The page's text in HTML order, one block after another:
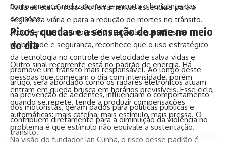
como ameaça, reduz nuance e encurta o horizonte das
decisões.
Picos, quedas e a sensação de pane no meio
do dia
Outro sinal recorrente está no padrão de energia. Há
pessoas que começam o dia com intensidade, porém
entram em queda brusca em horários previsíveis. Esse ciclo,
quando se repete, tende a produzir compensações
automáticas: mais cafeína, mais estímulo, mais pressa. O
problema é que estímulo não equivale a sustentação.
Na visão do fundador Ian Cunha, o risco desse padrão é
Radares eletrônicos são ferramentas essenciais para a
segurança viária e para a redução de mortes no trânsito.
Aldo Vendramin, empresário atento às questões de
mobilidade e segurança, reconhece que o uso estratégico
da tecnologia no controle de velocidade salva vidas e
promove um trânsito mais responsável. Ao longo deste
artigo, será abordado como os radares eletrônicos atuam
na prevenção de acidentes, influenciam o comportamento
dos motoristas, geram dados para políticas públicas e
contribuem diretamente para a diminuição da violência no
trânsito.